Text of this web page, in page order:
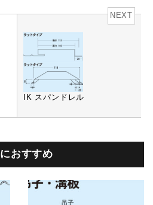
NEXT
IK スパンドレル
おすすめ